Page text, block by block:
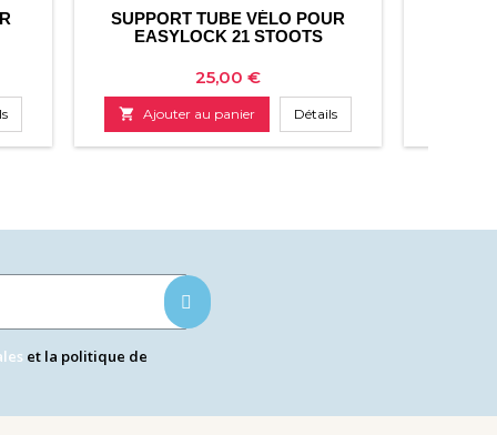
SUPPORT TUBE VÉLO POUR
EASYLOCK 21 STOOTS
Prix
25,00 €
 Ajouter au panier Détails
et la politique de